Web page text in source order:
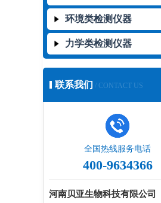
环境类检测仪器
力学类检测仪器
联系我们 / CONTACT US
全国热线服务电话
400-9634366
河南贝亚生物科技有限公司